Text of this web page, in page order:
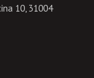
10, 31004